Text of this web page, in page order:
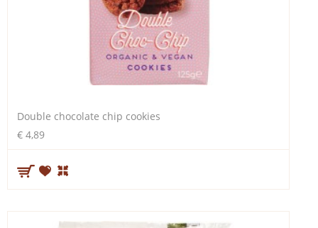
Double chocolate chip cookies
€ 4,89